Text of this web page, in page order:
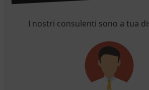
I nostri consulenti sono a tua